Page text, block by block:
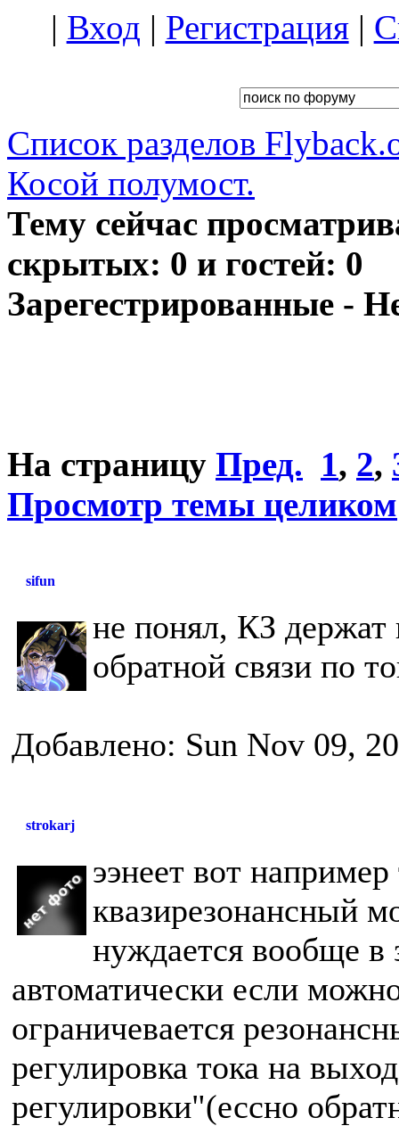
| Вход | Регистрация|
Список разделов
Косой полумост.
Тему сейчас
скрытых: 0 и гостей: 0
Зарегестрированные -
На страницу Пред. 1, 2,
Просмотр темы целиком
sifun
не понял, КЗ держат
обратной связи по
Добавлено: Sun Nov 09,
strokarj
ээнеет вот
квазирезонансный
нуждается вообще
автоматически если
ограничевается
регулировка тока на
регулировки"(ессно